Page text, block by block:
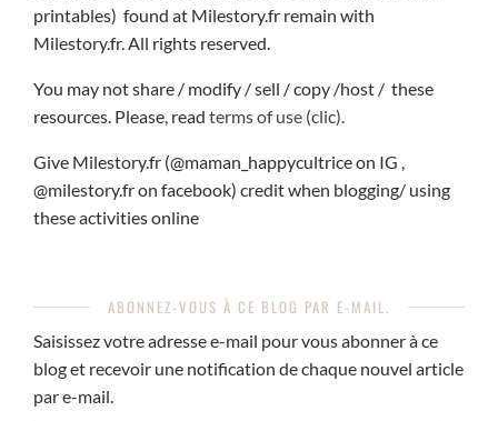
printables) found at Milestory.fr remain with
Milestory.fr. All rights reserved.
You may not share / modify / sell / copy /host / these
resources. Please, read terms of use (clic).
Give Milestory.fr (@maman_happycultrice on IG ,
@milestory.fr on facebook) credit when blogging/ using
these activities online
ABONNEZ-VOUS À CE BLOG PAR E-MAIL.
Saisissez votre adresse e-mail pour vous abonner à ce
blog et recevoir une notification de chaque nouvel article
par e-mail.